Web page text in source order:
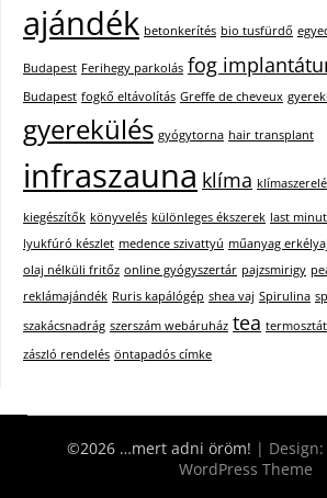
ajándék betonkerítés bio tusfürdő
Budapest Ferihegy parkolás fog
Budapest fogkő eltávolítás Greffe de cheveux
gyerekülés gyógytorna hair transplant
infraszauna klíma
kiegészítők könyvelés különleges ékszerek last
lyukfúró készlet medence szivattyú műanyag
olaj nélküli fritőz online gyógyszertár pajzsmirigy
reklámajándék Ruris kapálógép shea vaj Spirulina
szakácsnadrág szerszám webáruház tea termosztát
zászló rendelés öntapadós címke
©2026 …mert adni öröm! | Design:
WordPress Theme